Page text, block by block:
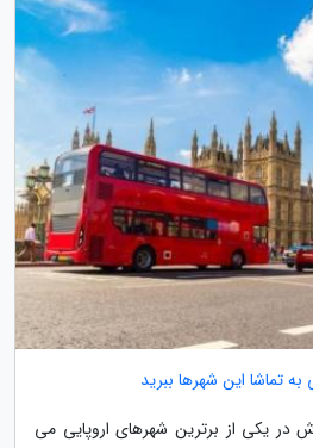
در یکی از برترین شهرهای اروپایی می